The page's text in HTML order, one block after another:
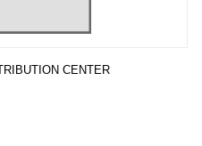
CENTER